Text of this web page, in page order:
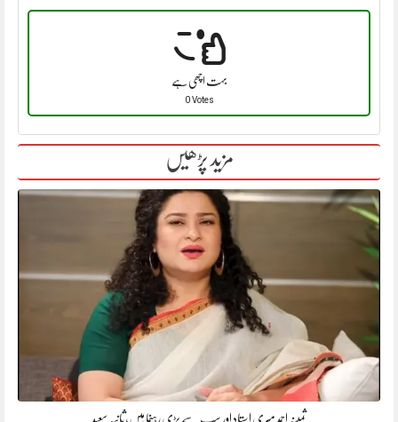
بہت اچھی ہے
0 Votes
مزید پڑھیں
ثمینہ احمد میری استاد اور سب سے بڑی رہنما ہیں، ثانیہ سعید